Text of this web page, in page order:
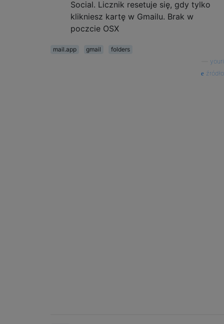
Social. Licznik resetuje się, gdy tylko
klikniesz kartę w Gmailu. Brak w
poczcie OSX
mail.app gmail
folders
youri
źródło